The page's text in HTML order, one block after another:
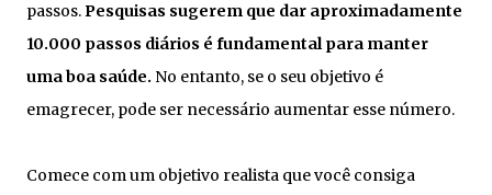
passos.Pesquisas sugerem que dar aproximadamente
10.000 passos diários é fundamental para manter
uma boa saúde. No entanto, se o seu objetivo é
emagrecer, pode ser necessário aumentar esse número.
Comece com um objetivo realista que você consiga